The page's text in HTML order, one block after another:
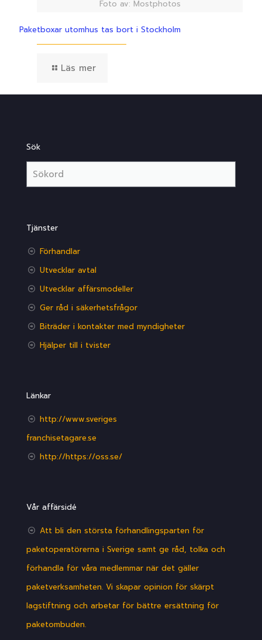
Foto av: Mostphotos
Paketboxar utomhus tas bort i Stockholm
Läs mer
Sök
Tjänster
Förhandlar
Utvecklar avtal
Utvecklar affärsmodeller
Ger råd i säkerhetsfrågor
Biträder i kontakter med myndigheter
Hjälper till i tvister
Länkar
http://www.sveriges
franchisetagare.se
http://https://oss.se/
Vår affärsidé
Att bli den största förhandlingsparten för
paketoperatörerna i Sverige samt ge råd, tolka och
förhandla för våra medlemmar när det gäller
paketverksamheten. Vi skapar opinion för skärpt
lagstiftning och arbetar för bättre ersättning för
paketombuden.